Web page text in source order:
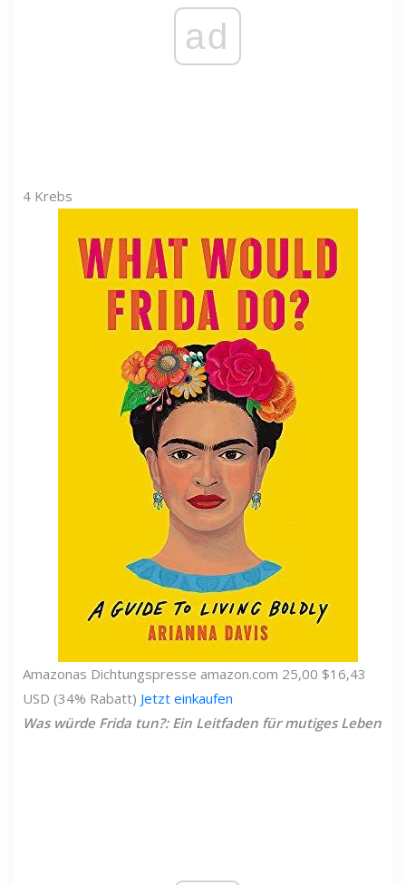
ad
4 Krebs
Amazonas Dichtungspresse amazon.com 25,00 $16,43
USD (34% Rabatt) Jetzt einkaufen
Was würde Frida tun?: Ein Leitfaden für mutiges Leben